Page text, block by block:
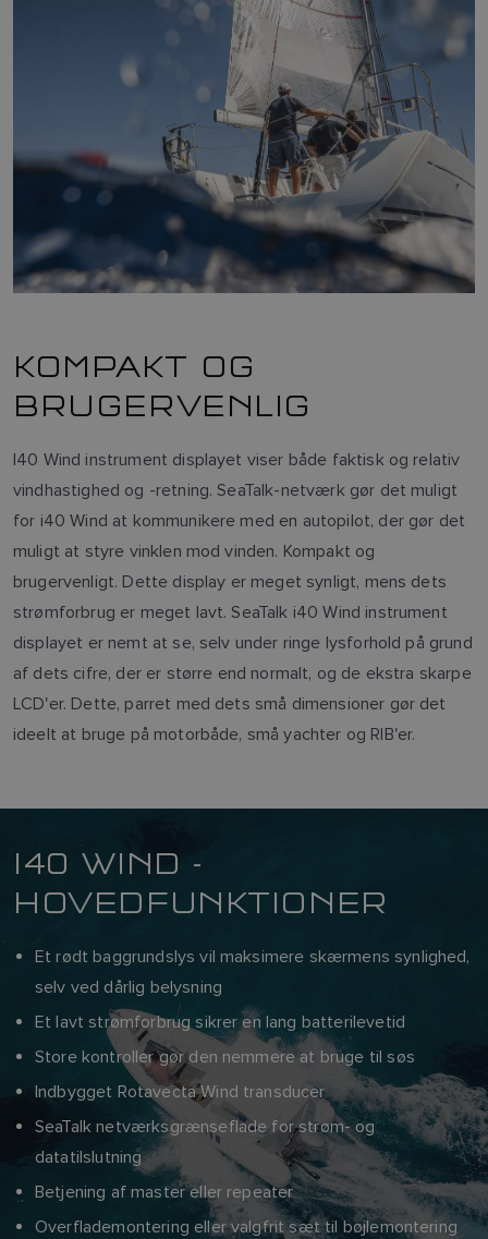
KOMPAKT OG
BRUGERVENLIG
I40 Wind instrument displayet viser både faktisk og relativ
vindhastighed og -retning. SeaTalk-netværk gør det muligt
for i40 Wind at kommunikere med en autopilot, der gør det
muligt at styre vinklen mod vinden. Kompakt og
brugervenligt. Dette display er meget synligt, mens dets
strømforbrug er meget lavt. SeaTalk i40 Wind instrument
displayet er nemt at se, selv under ringe lysforhold på grund
af dets cifre, der er større end normalt, og de ekstra skarpe
LCD'er. Dette, parret med dets små dimensioner gør det
ideelt at bruge på motorbåde, små yachter og RIB'er.
I40 WIND -
HOVEDFUNKTIONER
Et rødt baggrundslys vil maksimere skærmens synlighed,
selv ved dårlig belysning
Et lavt strømforbrug sikrer en lang batterilevetid
Store kontroller gør den nemmere at bruge til søs
Indbygget Rotavecta Wind transducer
SeaTalk netværksgrænseflade for strøm- og
datatilslutning
Betjening af master eller repeater
Overflademontering eller valgfrit sæt til bøjlemontering